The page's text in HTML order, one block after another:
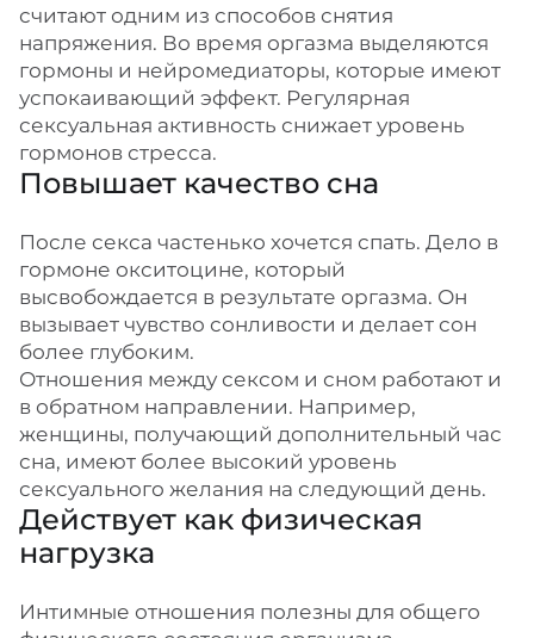
считают одним из способов снятия
напряжения. Во время оргазма выделяются
гормоны и нейромедиаторы, которые имеют
успокаивающий эффект. Регулярная
сексуальная активность снижает уровень
гормонов стресса.
Повышает качество сна
После секса частенько хочется спать. Дело в
гормоне окситоцине, который
высвобождается в результате оргазма. Он
вызывает чувство сонливости и делает сон
более глубоким.
Отношения между сексом и сном работают и
в обратном направлении. Например,
женщины, получающий дополнительный час
сна, имеют более высокий уровень
сексуального желания на следующий день.
Действует как физическая
нагрузка
Интимные отношения полезны для общего